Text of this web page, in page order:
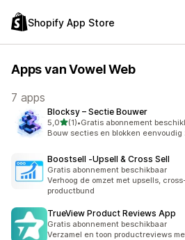
Shopify App Store
Apps van Vowel Web
7 apps
Blocksy – Sectie Bouwer
5,0van 5 sterren
(1)
1 recensies in totaal
•Gratis abonnement
Bouw secties en blokken eenvoudig
Boostsell ‑Upsell & Cross Sell
Gratis abonnement beschikbaar
Verhoog de omzet met upsells,
productbund
TrueView Product Reviews App
Gratis abonnement beschikbaar
Verzamel en toon productreviews